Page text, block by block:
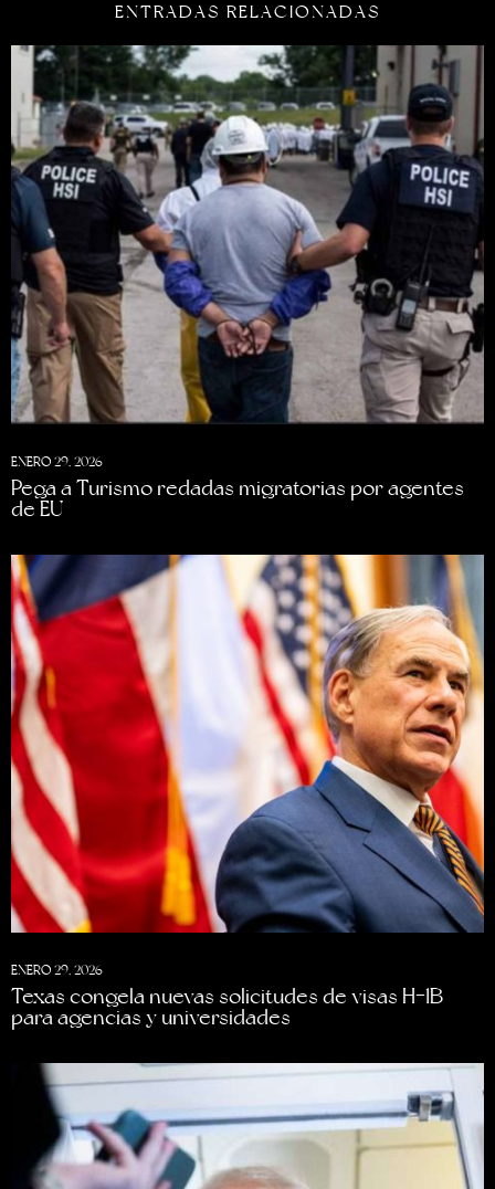
ENTRADAS RELACIONADAS
ENERO 29, 2026
Pega a Turismo redadas migratorias por agentes
de EU
ENERO 29, 2026
Texas congela nuevas solicitudes de visas H-1B
para agencias y universidades